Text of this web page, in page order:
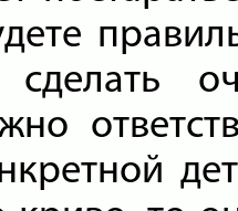
сделать